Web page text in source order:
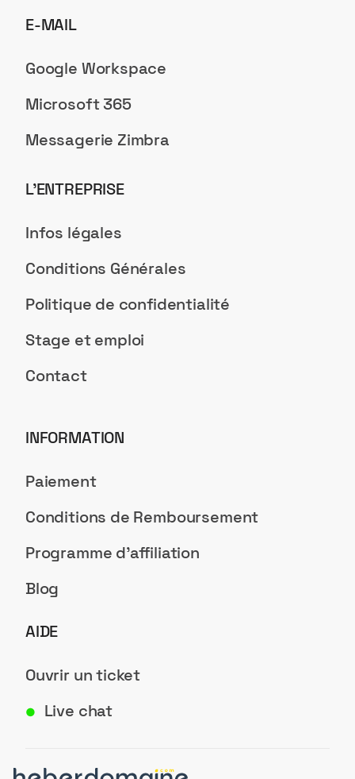
E-MAIL
Google Workspace
Microsoft 365
Messagerie Zimbra
L’ENTREPRISE
Infos légales
Conditions Générales
Politique de confidentialité
Stage et emploi
Contact
INFORMATION
Paiement
Conditions de Remboursement
Programme d'affiliation
Blog
AIDE
Ouvrir un ticket
● Live chat